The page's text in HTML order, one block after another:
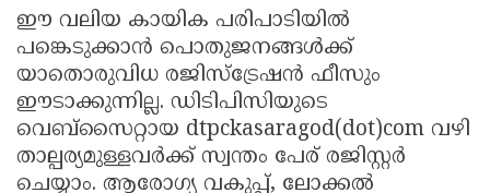
ഈ വലിയ കായിക പരിപാടിയിൽ
പങ്കെടുക്കാൻ പൊതുജനങ്ങൾക്ക്
യാതൊരുവിധ രജിസ്ട്രേഷൻ ഫീസും
ഈടാക്കുന്നില്ല. ഡിടിപിസിയുടെ
വെബ്സൈറ്റായ dtpckasaragod(dot)com വഴി
താല്പര്യമുള്ളവർക്ക് സ്വന്തം പേര് രജിസ്റ്റർ
ചെയ്യാം. ആരോഗ്യ വകുപ്പ്, ലോക്കൽ